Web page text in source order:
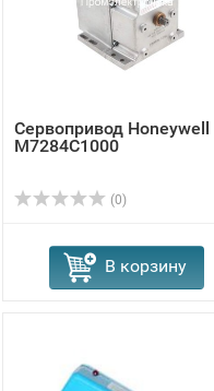
Сервопривод Honeywell
M7284C1000
(0)
В корзину